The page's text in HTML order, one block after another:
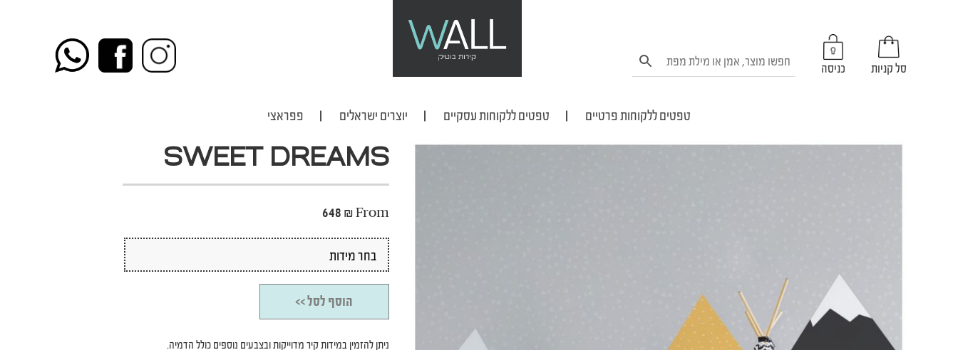
סל קניות כניסה
טפטים ללקוחות פרטיים טפטים ללקוחות עסקיים יוצרים ישראלים פפראצי
SWEET DREAMS
From
648 ₪
הוסף לסל >>
ניתן להזמין במידות קיר מדוייקות ובצבעים נוספים כולל הדמיה.